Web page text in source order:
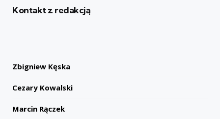
Kontakt z redakcją
Zbigniew Kęska
Cezary Kowalski
Marcin Rączek